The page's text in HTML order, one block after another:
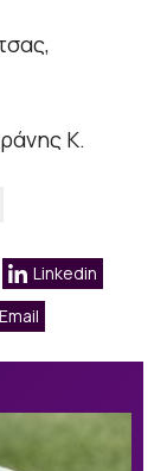
Κ.
Linkedin
Email